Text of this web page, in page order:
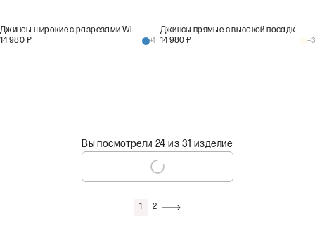
Джинсы широкие с разрезами WL300
14 980 ₽ +1
Джинсы прямые с высокой посадкой ST100
14 980 ₽ +3
Вы посмотрели 24 из 31 изделие
1 2